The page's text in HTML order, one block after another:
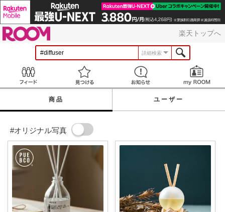
楽天トップへ
詳細検索
見つける お知らせ
商品 ユーザー
#オリジナル写真